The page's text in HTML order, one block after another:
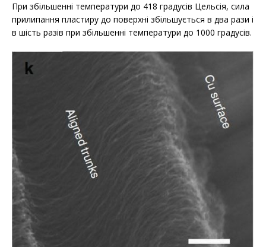
При збільшенні температури до 418 градусів Цельсія, сила
прилипання пластиру до поверхні збільшується в два рази і
в шість разів при збільшенні температури до 1000 градусів.